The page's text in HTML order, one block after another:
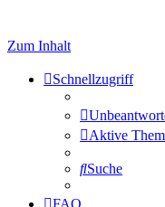
Zum Inhalt
Schnellzugriff
Aktive
Suche
FAQ